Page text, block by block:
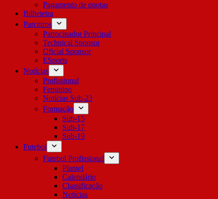
Pagamento de quotas
Bilheteira
Parceiros
Patrocinador Principal
Technical Sponsor
Oficial Sponsor
ESports
Notícias
Profissional
Feminino
Notícias Sub-23
Formação
Sub-15
Sub-17
Sub-19
Futebol
Futebol Profissional
Plantel
Calendário
Classificação
Notícias